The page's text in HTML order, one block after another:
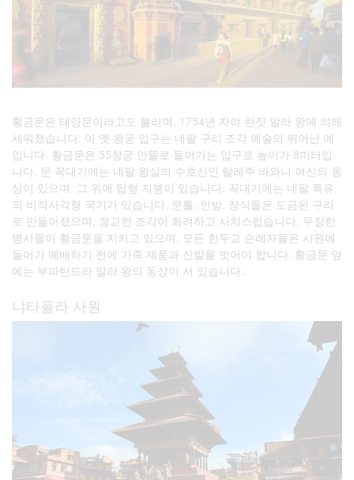
황금문은 태양문이라고도 불리며, 1754년 자야 란짓 말라 왕에 의해
세워졌습니다. 이 옛 왕궁 입구는 네팔 구리 조각 예술의 뛰어난 예
입니다. 황금문은 55창궁 안뜰로 들어가는 입구로 높이가 8미터입
니다. 문 꼭대기에는 네팔 왕실의 수호신인 탈레주 바와니 여신의 동
상이 있으며, 그 위에 탑형 지붕이 있습니다. 꼭대기에는 네팔 특유
의 비직사각형 국기가 있습니다. 문틀, 인방, 장식들은 도금된 구리
로 만들어졌으며, 정교한 조각이 화려하고 사치스럽습니다. 무장한
병사들이 황금문을 지키고 있으며, 모든 힌두교 순례자들은 사원에
들어가 예배하기 전에 가죽 제품과 신발을 벗어야 합니다. 황금문 앞
에는 부파틴드라 말라 왕의 동상이 서 있습니다.
냐타폴라 사원